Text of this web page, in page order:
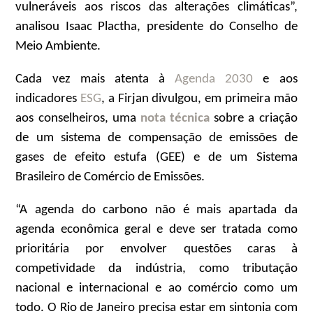
vulneráveis aos riscos das alterações climáticas”,
analisou Isaac Plactha, presidente do Conselho de
Meio Ambiente.
Cada vez mais atenta àAgenda 2030 e aos
indicadores ESG, a Firjan divulgou, em primeira mão
aos conselheiros, uma nota técnica sobre a criação
de um sistema de compensação de emissões de
gases de efeito estufa (GEE) e de um Sistema
Brasileiro de Comércio de Emissões.
“A agenda do carbono não é mais apartada da
agenda econômica geral e deve ser tratada como
prioritária por envolver questões caras à
competividade da indústria, como tributação
nacional e internacional e ao comércio como um
todo. O Rio de Janeiro precisa estar em sintonia com